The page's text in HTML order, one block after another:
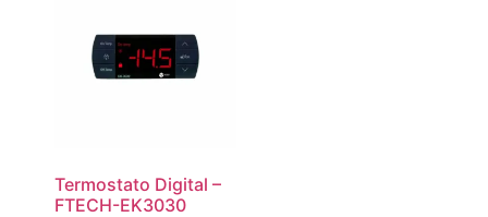
Termostato Digital –
FTECH-EK3030